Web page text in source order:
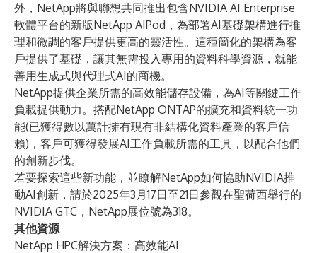
外，NetApp將與聯想共同推出包含NVIDIA AI Enterprise
軟體平台的新版NetApp AIPod，為部署AI基礎架構進行推
理和微調的客戶提供更高的靈活性。這種簡化的架構為客
戶提供了基礎，讓其無需投入專用的資料科學資源，就能
善用生成式與代理式AI的商機。
NetApp提供企業所需的高效能儲存設備，為AI等關鍵工作
負載提供動力。搭配NetApp ONTAP的擴充和資料統一功
能(已獲得數以萬計擁有現有非結構化資料產業的客戶信
賴)，客戶可獲得發展AI工作負載所需的工具，以配合他們
的創新步伐。
若要探索這些新功能，並瞭解NetApp如何協助NVIDIA推
動AI創新，請於2025年3月17日至21日參觀在聖荷西舉行的
NVIDIA GTC，NetApp展位號為318。
其他資源
NetApp HPC解決方案：高效能AI